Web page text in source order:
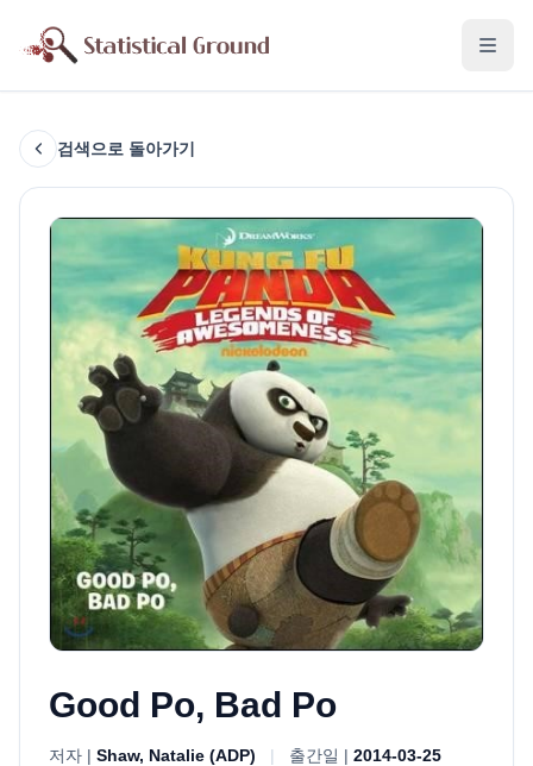
검색으로 돌아가기
Good Po, Bad Po
저자 | Shaw, Natalie (ADP) | 출간일 | 2014-03-25